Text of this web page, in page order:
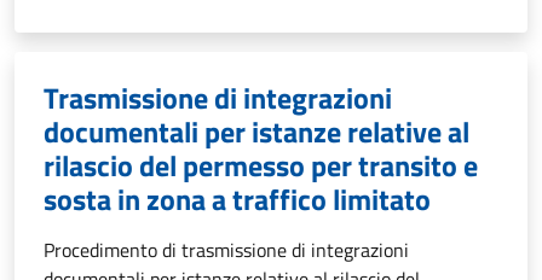
Trasmissione di integrazioni
documentali per istanze relative al
rilascio del permesso per transito e
sosta in zona a traffico limitato
Procedimento di trasmissione di integrazioni